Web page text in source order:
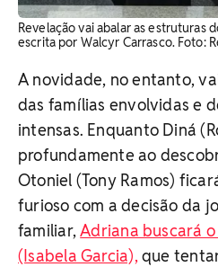
Revelação vai abalar as estruturas
escrita por Walcyr Carrasco. Foto:
A novidade, no entanto,
das famílias envolvidas e
intensas. Enquanto Diná
profundamente ao
Otoniel (Tony Ramos)
furioso com a decisão da
familiar,Adriana buscará
(Isabela Garcia),que